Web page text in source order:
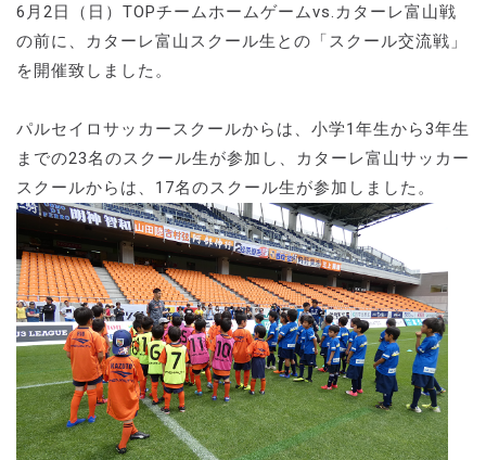
6月2日（日）TOPチームホームゲームvs.カターレ富山戦
の前に、カターレ富山スクール生との「スクール交流戦」
を開催致しました。
パルセイロサッカースクールからは、小学1年生から3年生
までの23名のスクール生が参加し、カターレ富山サッカー
スクールからは、17名のスクール生が参加しました。